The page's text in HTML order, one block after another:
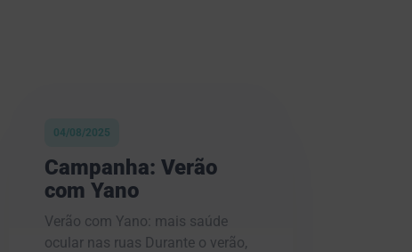
Campanha: Verão
com Yano
04/08/2025
Verão com Yano: mais saúde
ocular nas ruas Durante o verão,